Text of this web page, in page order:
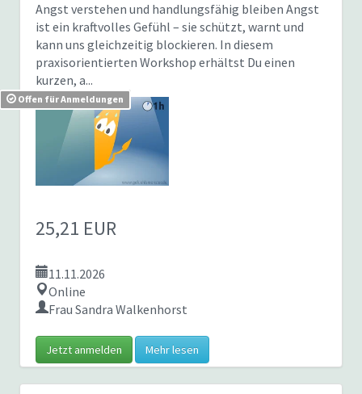
Angst verstehen und handlungsfähig bleiben Angst
ist ein kraftvolles Gefühl – sie schützt, warnt und
kann uns gleichzeitig blockieren. In diesem
praxisorientierten Workshop erhältst Du einen
kurzen, a...
Offen für Anmeldungen
25,21 EUR
11.11.2026
Online
Frau Sandra Walkenhorst
Jetzt anmelden Mehr lesen